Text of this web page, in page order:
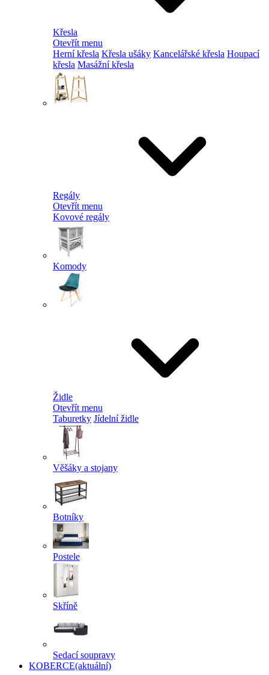
Křesla
Otevřít menu
Herní křesla Křesla ušáky Kancelářské křesla Houpací
křesla Masážní křesla
Regály
Otevřít menu
Kovové regály
Komody
Židle
Otevřít menu
Taburetky Jídelní židle
Věšáky a stojany
Botníky
Postele
Skříně
Sedací soupravy
KOBERCE(aktuální)